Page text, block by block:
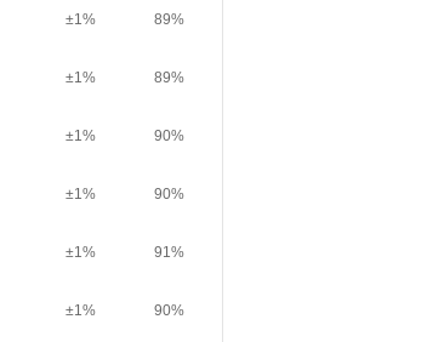
±1% 89%
±1% 89%
±1% 90%
±1% 90%
±1% 91%
±1% 90%